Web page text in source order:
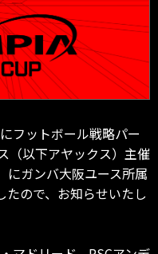
フットボール戦略パー
（以下アヤックス）主催
ガンバ大阪ユース所属
ので、お知らせいたし